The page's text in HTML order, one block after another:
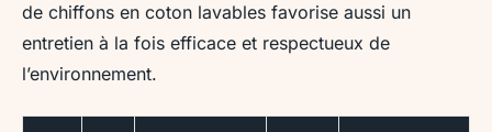
de chiffons en coton lavables favorise aussi un
entretien à la fois efficace et respectueux de
l’environnement.